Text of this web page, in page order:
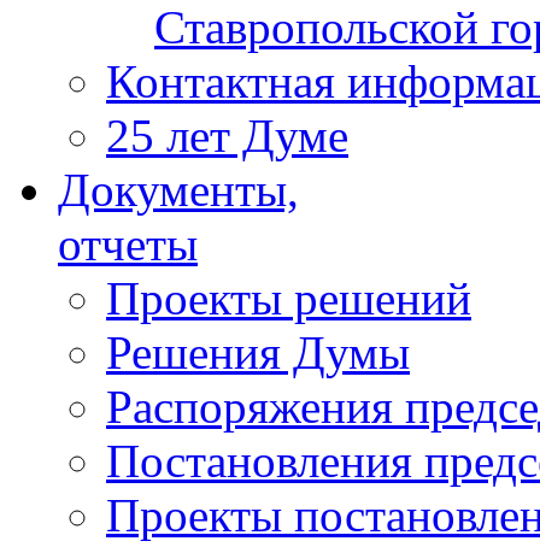
Ставропольской
Контактная
25 лет Думе
Документы,
отчеты
Проекты решений
Решения Думы
Распоряжения
Постановления
Проекты